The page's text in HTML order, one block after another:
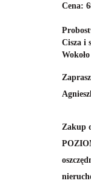
Cena:
Cisza i
Zakup